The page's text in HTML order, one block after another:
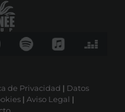
de Privacidad | Datos
| Aviso Legal |